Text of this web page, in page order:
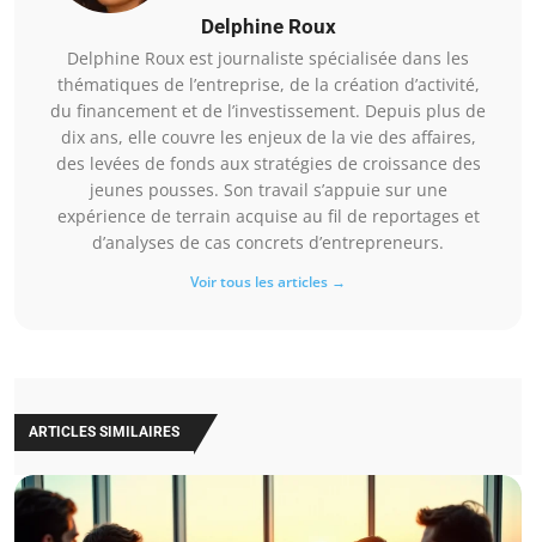
Delphine Roux
Delphine Roux est journaliste spécialisée dans les
thématiques de l’entreprise, de la création d’activité,
du financement et de l’investissement. Depuis plus de
dix ans, elle couvre les enjeux de la vie des affaires,
des levées de fonds aux stratégies de croissance des
jeunes pousses. Son travail s’appuie sur une
expérience de terrain acquise au fil de reportages et
d’analyses de cas concrets d’entrepreneurs.
Voir tous les articles →
ARTICLES SIMILAIRES